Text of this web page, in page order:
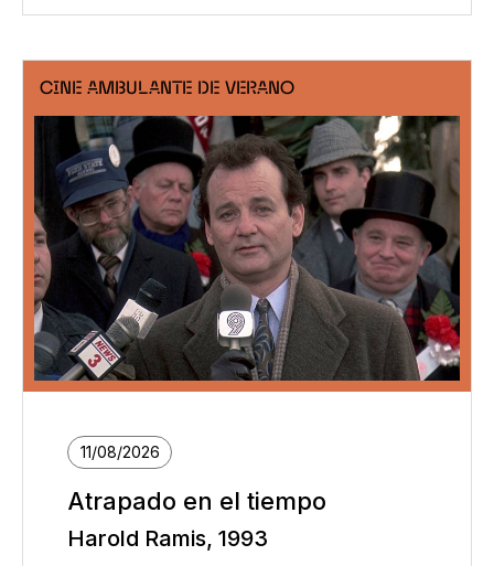
CINE AMBULANTE DE VERANO
11/08/2026
Atrapado en el tiempo
Harold Ramis, 1993